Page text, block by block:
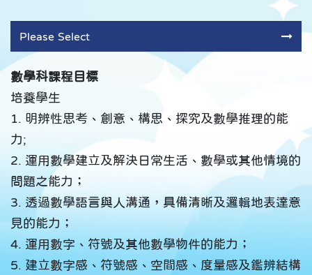
Please Select
數學科課程目標
培養學生
1. 明辨性思考、創意、構思、探究及數學推理的能
力;
2. 運用數學建立及解決日常生活、數學或其他情境的
問題之能力；
3. 透過數學語言與人溝通，具備清晰及邏輯地表達意
見的能力；
4. 運用數字、符號及其他數學物件的能力；
5. 建立數字感、符號感、空間感、度量感及鑑辨結構